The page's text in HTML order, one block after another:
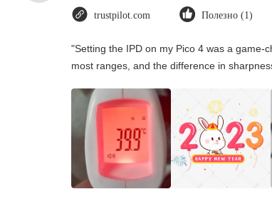
trustpilot.com Полезно (1)
"Setting the IPD on my Pico 4 was a
most ranges, and the difference in